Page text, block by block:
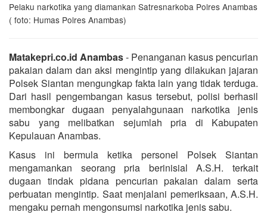
Pelaku narkotika yang diamankan Satresnarkoba Polres Anambas
( foto: Humas Polres Anambas)
Matakepri.co.id Anambas- Penanganan kasus pencurian
pakaian dalam dan aksi mengintip yang dilakukan jajaran
Polsek Siantan mengungkap fakta lain yang tidak terduga.
Dari hasil pengembangan kasus tersebut, polisi berhasil
membongkar dugaan penyalahgunaan narkotika jenis
sabu yang melibatkan sejumlah pria di Kabupaten
Kepulauan Anambas.
Kasus ini bermula ketika personel Polsek Siantan
mengamankan seorang pria berinisial A.S.H. terkait
dugaan tindak pidana pencurian pakaian dalam serta
perbuatan mengintip. Saat menjalani pemeriksaan, A.S.H.
mengaku pernah mengonsumsi narkotika jenis sabu.